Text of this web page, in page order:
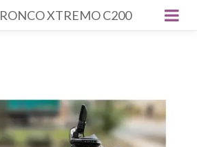
RONCO XTREMO C200